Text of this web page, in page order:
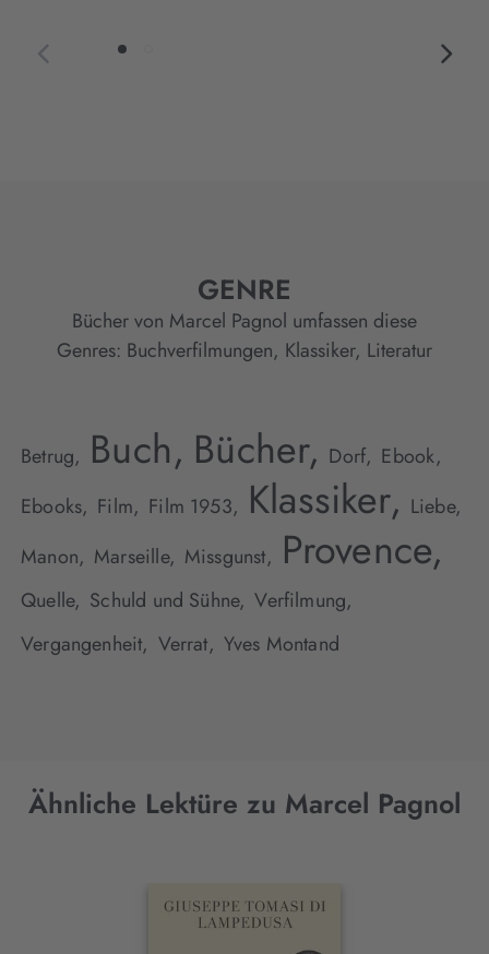
GENRE
Bücher von Marcel Pagnol umfassen diese
Genres: Buchverfilmungen, Klassiker, Literatur
Betrug, Buch, Bücher, Dorf, Ebook,
Ebooks, Film, Film 1953, Klassiker, Liebe,
Manon, Marseille, Missgunst, Provence,
Quelle, Schuld und Sühne, Verfilmung,
Vergangenheit, Verrat, Yves Montand
Ähnliche Lektüre zu Marcel Pagnol